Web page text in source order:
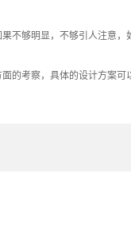
够明显，不够引人注意，
考察，具体的设计方案可